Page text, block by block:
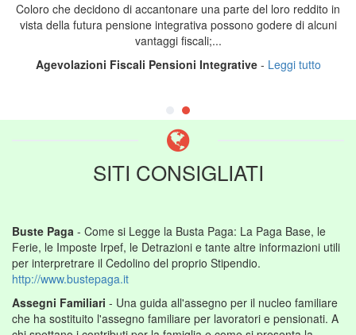
Coloro che decidono di accantonare una parte del loro reddito in
vista della futura pensione integrativa possono godere di alcuni
vantaggi fiscali;...
Agevolazioni Fiscali Pensioni Integrative- Leggi tutto
SITI CONSIGLIATI
Buste Paga - Come si Legge la Busta Paga: La Paga Base, le
Ferie, le Imposte Irpef, le Detrazioni e tante altre informazioni utili
per interpretrare il Cedolino del proprio Stipendio.
http://www.bustepaga.it
Assegni Familiari - Una guida all'assegno per il nucleo familiare
che ha sostituito l'assegno familiare per lavoratori e pensionati. A